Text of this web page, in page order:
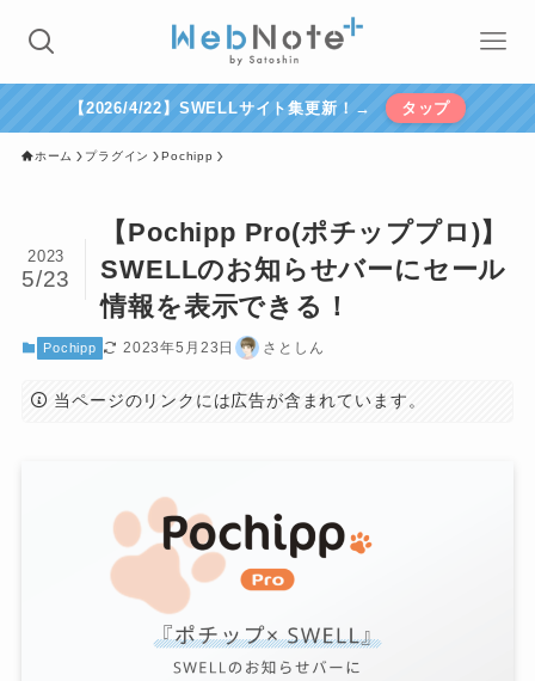
【2026/4/22】SWELLサイト集更新！→ タップ
ホーム プラグイン Pochipp
【Pochipp Pro(ポチッププロ)】
SWELLのお知らせバーにセール
情報を表示できる！
2023
5/23
Pochipp 2023年5月23日 さとしん
当ページのリンクには広告が含まれています。